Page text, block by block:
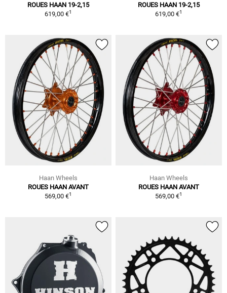
ROUES HAAN 19-2,15
619,00 €1
ROUES HAAN 19-2,15
619,00 €1
Haan Wheels
ROUES HAAN AVANT
569,00 €1
Haan Wheels
ROUES HAAN AVANT
569,00 €1